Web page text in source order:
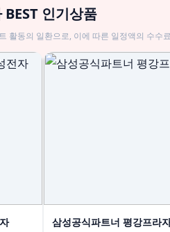
인기상품
활동의 일환으로, 이에 따른 일정액의 수수
삼성공식파트너 평강프라